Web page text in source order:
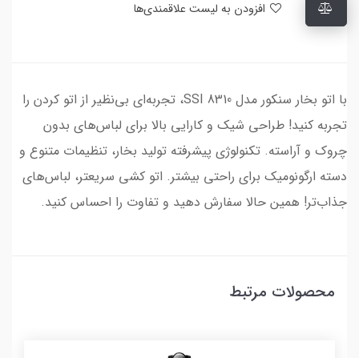
با اتو بخار سنکور مدل SSI 8310، تجربه‌ای بی‌نظیر از اتو کردن را
تجربه کنید! طراحی شیک و کارایی بالا برای لباس‌های بدون
چروک و آراسته. تکنولوژی پیشرفته تولید بخار، تنظیمات متنوع و
دسته ارگونومیک برای راحتی بیشتر. اتو کشی سریعتر، لباس‌های
جذاب‌تر! همین حالا سفارش دهید و تفاوت را احساس کنید.
محصولات مرتبط